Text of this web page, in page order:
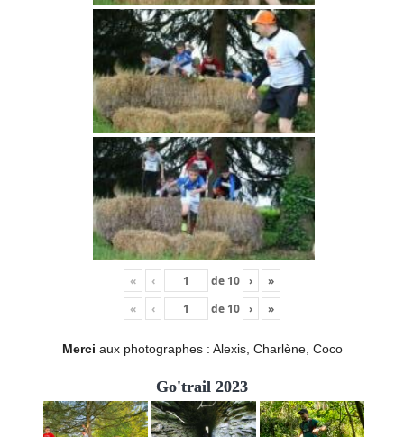
« ‹ de 10 ›
»
«
‹ de 10 › »
Merci aux photographes : Alexis, Charlène, Coco
Go'trail 2023